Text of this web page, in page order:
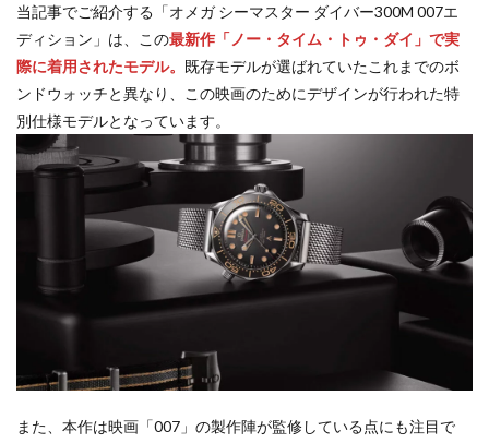
当記事でご紹介する「オメガ シーマスター ダイバー300M 007エ
ディション」は、この最新作「ノー・タイム・トゥ・ダイ」で実
際に着用されたモデル。 既存モデルが選ばれていたこれまでのボ
ンドウォッチと異なり、この映画のためにデザインが行われた特
別仕様モデルとなっています。
また、本作は映画「007」の製作陣が監修している点にも注目で